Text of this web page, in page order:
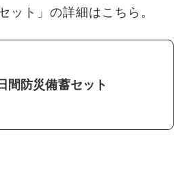
ット」の詳細はこちら。
間防災備蓄セット